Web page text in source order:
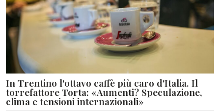
In Trentino l'ottavo caffè più caro d'Italia. Il
torrefattore Torta: «Aumenti? Speculazione,
clima e tensioni internazionali»